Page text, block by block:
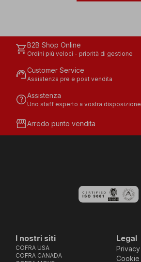
shopping_cartB2B Shop Online
Ordini più veloci - priorità di gestione
support_agentCustomer Service
Assistenza pre e post vendita
helpAssistenza
Uno staff esperto a vostra disposizione
storefrontArredo punto vendita
I nostri siti
COFRA USA
COFRA CANADA
Legal
Privacy
Cookie